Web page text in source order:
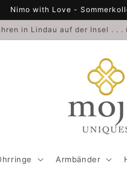
Nimo with Love -
in Lindau auf der Insel . .
Armbänder